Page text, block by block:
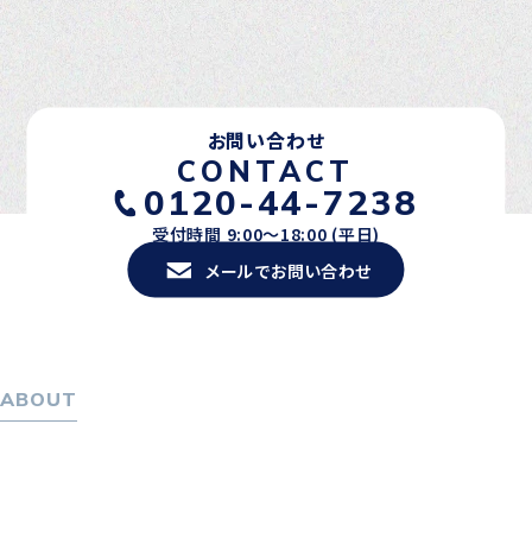
お問い合わせ
CONTACT
0120-44-7238
受付時間 9:00〜18:00 (平日)
メールでお問い合わせ
ABOUT